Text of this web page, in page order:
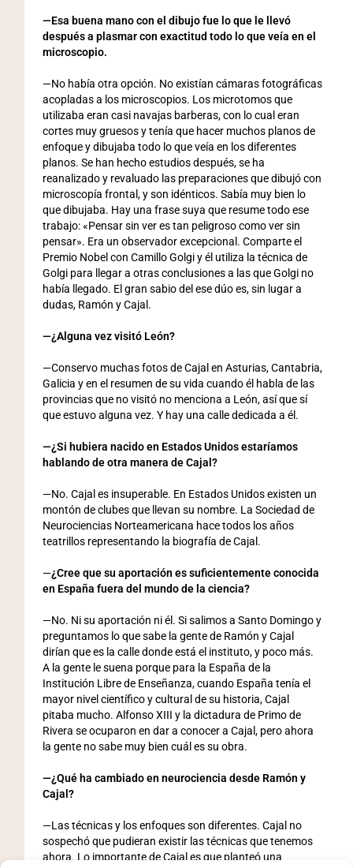
—Esa buena mano con el dibujo fue lo que le llevó
después a plasmar con exactitud todo lo que veía en el
microscopio.
—No había otra opción. No existían cámaras fotográficas
acopladas a los microscopios. Los microtomos que
utilizaba eran casi navajas barberas, con lo cual eran
cortes muy gruesos y tenía que hacer muchos planos de
enfoque y dibujaba todo lo que veía en los diferentes
planos. Se han hecho estudios después, se ha
reanalizado y revaluado las preparaciones que dibujó con
microscopía frontal, y son idénticos. Sabía muy bien lo
que dibujaba. Hay una frase suya que resume todo ese
trabajo: «Pensar sin ver es tan peligroso como ver sin
pensar». Era un observador excepcional. Comparte el
Premio Nobel con Camillo Golgi y él utiliza la técnica de
Golgi para llegar a otras conclusiones a las que Golgi no
había llegado. El gran sabio del ese dúo es, sin lugar a
dudas, Ramón y Cajal.
—¿Alguna vez visitó León?
—Conservo muchas fotos de Cajal en Asturias, Cantabria,
Galicia y en el resumen de su vida cuando él habla de las
provincias que no visitó no menciona a León, así que sí
que estuvo alguna vez. Y hay una calle dedicada a él.
—¿Si hubiera nacido en Estados Unidos estaríamos
hablando de otra manera de Cajal?
—No. Cajal es insuperable. En Estados Unidos existen un
montón de clubes que llevan su nombre. La Sociedad de
Neurociencias Norteamericana hace todos los años
teatrillos representando la biografía de Cajal.
—¿Cree que su aportación es suficientemente conocida
en España fuera del mundo de la ciencia?
—No. Ni su aportación ni él. Si salimos a Santo Domingo y
preguntamos lo que sabe la gente de Ramón y Cajal
dirían que es la calle donde está el instituto, y poco más.
A la gente le suena porque para la España de la
Institución Libre de Enseñanza, cuando España tenía el
mayor nivel científico y cultural de su historia, Cajal
pitaba mucho. Alfonso XIII y la dictadura de Primo de
Rivera se ocuparon en dar a conocer a Cajal, pero ahora
la gente no sabe muy bien cuál es su obra.
—¿Qué ha cambiado en neurociencia desde Ramón y
Cajal?
—Las técnicas y los enfoques son diferentes. Cajal no
sospechó que pudieran existir las técnicas que tenemos
ahora. Lo importante de Cajal es que planteó una